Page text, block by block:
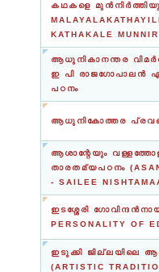
കഥകളെ
KATHAKALE
ആധുനികാനന്തര
ഇ പി രാജഗോപാലൻ
പഠനം
ആധുനികോത്തര
ആശാന്റേയും
താരതമ്യപഠനം
- SAILEE
ഇടശ്ശേരി
PERSONALITY OF
ഇടുക്കി ജില്ലയിലെ
(ARTISTIC